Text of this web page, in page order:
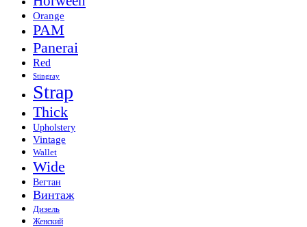
Orange
PAM
Panerai
Red
Stingray
Strap
Thick
Upholstery
Vintage
Wallet
Wide
Вегтан
Винтаж
Дизель
Женский